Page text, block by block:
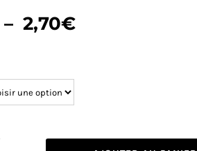
– 2,70€Plage
2,70€